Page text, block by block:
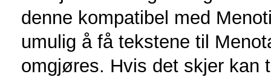
denne kompatibel med
umulig å få tekstene til
omgjøres. Hvis det skjer kan